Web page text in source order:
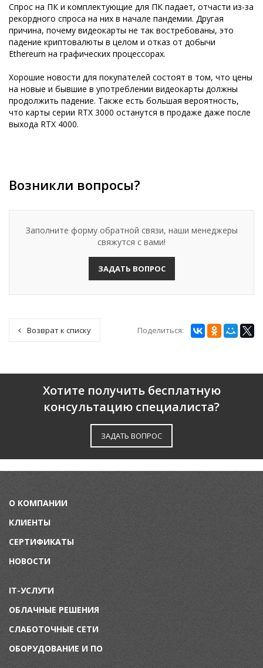
Спрос на ПК и комплектующие для ПК падает, отчасти из-за
рекордного спроса на них в начале пандемии. Другая
причина, почему видеокарты не так востребованы, это
падение криптовалюты в целом и отказ от добычи
Ethereum на графических процессорах.
Хорошие новости для покупателей состоят в том, что цены
на новые и бывшие в употреблении видеокарты должны
продолжить падение. Также есть большая вероятность,
что карты серии RTX 3000 останутся в продаже даже после
выхода RTX 4000.
Возникли вопросы?
Заполните форму обратной связи, наши менеджеры
свяжутся с вами!
ЗАДАТЬ ВОПРОС
Возврат к списку Поделиться:
Хотите получить бесплатную
консультацию специалиста?
ЗАДАТЬ ВОПРОС
О КОМПАНИИ
КЛИЕНТЫ
СЕРТИФИКАТЫ
НОВОСТИ
IT-УСЛУГИ
ОБЛАЧНЫЕ РЕШЕНИЯ
СЛАБОТОЧНЫЕ СЕТИ
ОБОРУДОВАНИЕ И ПО